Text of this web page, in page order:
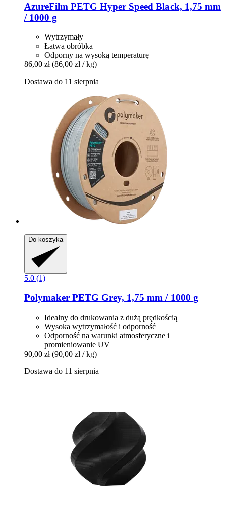
AzureFilm PETG Hyper Speed Black, 1,75 mm
/ 1000 g
Wytrzymały
Łatwa obróbka
Odporny na wysoką temperaturę
86,00 zł (86,00 zł / kg)
Dostawa do 11 sierpnia
Do koszyka
5.0 (1)
Polymaker PETG Grey, 1,75 mm / 1000 g
Idealny do drukowania z dużą prędkością
Wysoka wytrzymałość i odporność
Odporność na warunki atmosferyczne i
promieniowanie UV
90,00 zł (90,00 zł / kg)
Dostawa do 11 sierpnia